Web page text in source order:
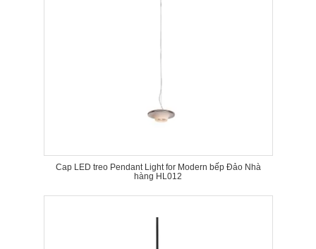
Cap LED treo Pendant Light for Modern bếp Đảo Nhà
hàng HL012